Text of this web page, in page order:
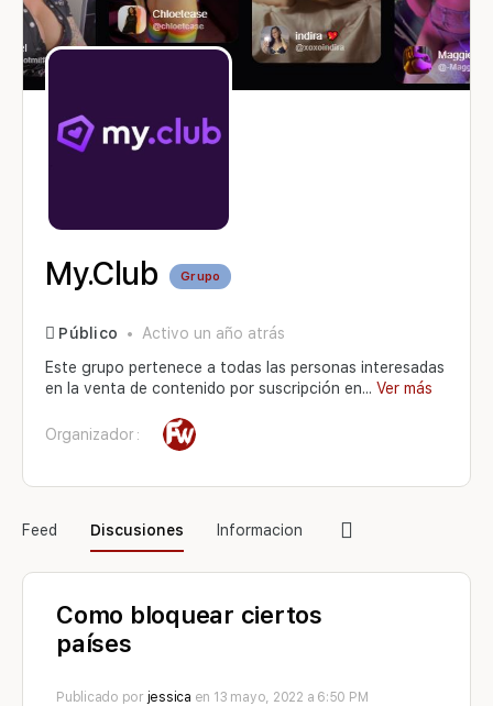
My.Club Grupo
Público
Activo un año atrás
Este grupo pertenece a todas las personas interesadas
en la venta de contenido por suscripción en... Ver más
Organizador :
Feed Discusiones Informacion
menú
Como bloquear ciertos
países
Publicado por jessica en 13 mayo, 2022 a 6:50 PM